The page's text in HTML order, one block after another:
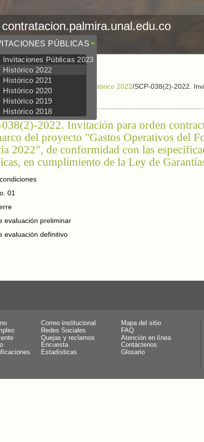
contratacion.palmira.unal.edu.co
PÚBLICAS
Invitaciones Públicas 2023
Histórico 2022
Histórico 2021
Histórico 2020
Histórico 2019
Histórico 2018
Inicio / Invitaciones Públicas Histórico 2022/SCP-038(2)-2022.
038(2)-2022. Invitación para orden
del proyecto "Gastos Operativos del
2022”, de conformidad con las
en cumplimiento de la Ley de
01
evaluación preliminar
evaluación definitivo
Correo institucional
Mapa del sitio
Redes Sociales
FAQ
Quejas y reclamos
Atención en línea
Encuesta
Contáctenos
Estadísticas
Glosario